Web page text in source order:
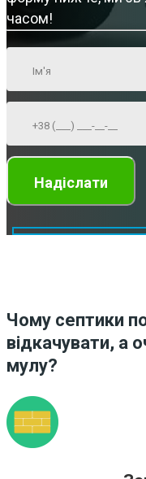
часом!
Чому септики
відкачувати, а
мулу?